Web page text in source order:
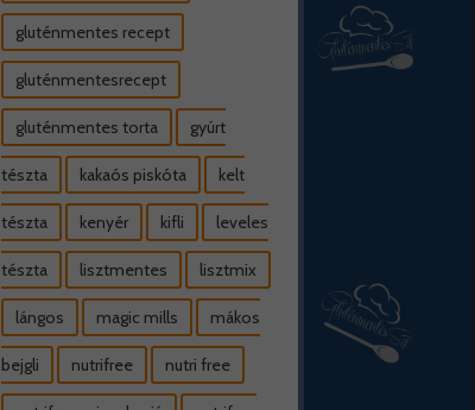
gluténmentes recept
gluténmentesrecept
gluténmentes torta gyúrt
tészta kakaós piskóta kelt
tészta kenyér kifli leveles
tészta lisztmentes lisztmix
lángos magic mills mákos
bejgli nutrifree nutri free